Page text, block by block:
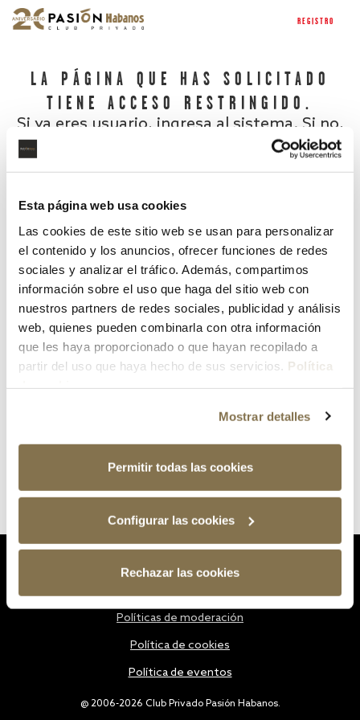
Esta página web usa cookies
Las cookies de este sitio web se usan para personalizar
el contenido y los anuncios, ofrecer funciones de redes
sociales y analizar el tráfico. Además, compartimos
información sobre el uso que haga del sitio web con
nuestros partners de redes sociales, publicidad y análisis
web, quienes pueden combinarla con otra información
que les haya proporcionado o que hayan recopilado a
partir del uso que haya hecho de sus servicios. Política
Mostrar detalles
Permitir todas las cookies
Configurar las cookies
Rechazar las cookies
REGISTRO
LA PÁGINA QUE HAS SOLICITADO
TIENE ACCESO RESTRINGIDO.
Si ya eres usuario, ingresa al sistema. Si no,
¿Has olvidado tu contraseña?
@ 2006-2026 Club Privado Pasión Habanos.
Políticas de moderación
Política de cookies
Política de eventos